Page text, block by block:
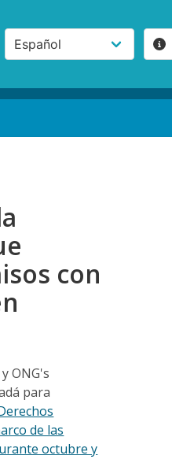
con
ONG's
para
de las
octubre y